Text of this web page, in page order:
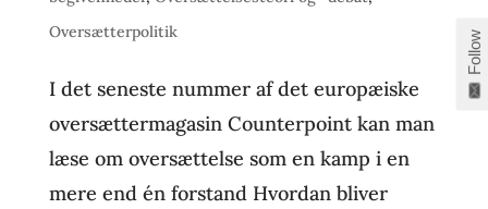
Oversætterpolitik
I det seneste nummer af det europæiske
oversættermagasin Counterpoint kan man
læse om oversættelse som en kamp i en
mere end én forstand Hvordan bliver
Follow